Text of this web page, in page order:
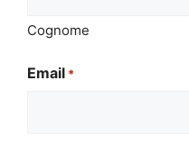
Cognome
Email *